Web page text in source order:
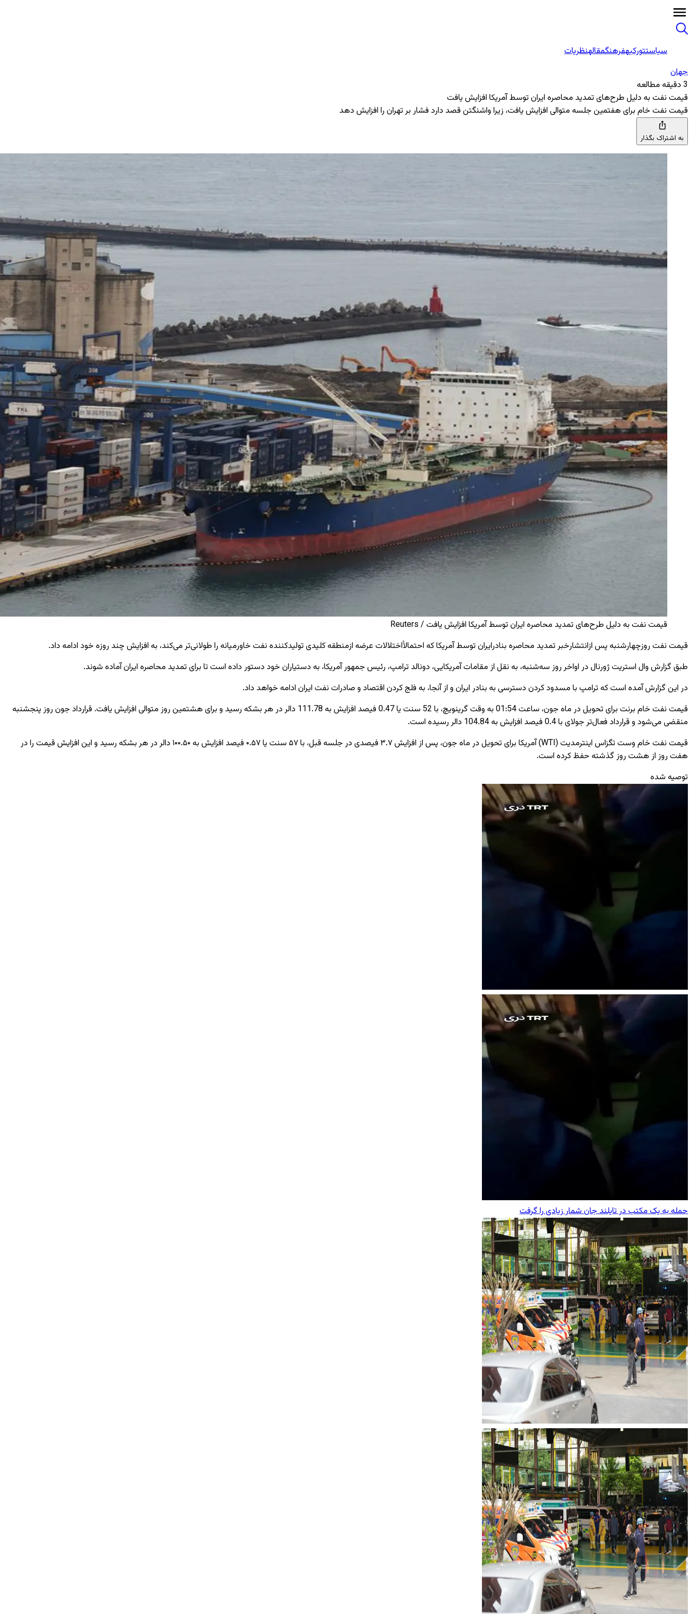
سیاستتورکیهفرهنگمقالهنظریات
جهان
3 دقیقه مطالعه
قیمت نفت به دلیل طرح‌های تمدید محاصره ایران توسط آمریکا افزایش یافت
قیمت نفت خام برای هفتمین جلسه متوالی افزایش یافت، زیرا واشنگتن قصد دارد فشار بر تهران را افزایش دهد
به اشتراک بگذار
قیمت نفت به دلیل طرح‌های تمدید محاصره ایران توسط آمریکا افزایش یافت / Reuters
قیمت نفت روزچهارشنبه پس ازانتشارخبر تمدید محاصره بنادرایران توسط آمریکا که احتمالاًاختلالات عرضه ازمنطقه کلیدی تولیدکننده نفت خاورمیانه را طولانی‌تر می‌کند، به افزایش چند روزه خود ادامه داد.
طبق گزارش وال استریت ژورنال در اواخر روز سه‌شنبه، به نقل از مقامات آمریکایی، دونالد ترامپ، رئیس جمهور آمریکا، به دستیاران خود دستور داده است تا برای تمدید محاصره ایران آماده شوند.
در این گزارش آمده است که ترامپ با مسدود کردن دسترسی به بنادر ایران و از آنجا، به فلج کردن اقتصاد و صادرات نفت ایران ادامه خواهد داد.
قیمت نفت خام برنت برای تحویل در ماه جون، ساعت 01:54 به وقت گرینویچ، با 52 سنت یا 0.47 فیصد افزایش به 111.78 دالر در هر بشکه رسید و برای هشتمین روز متوالی افزایش یافت. قرارداد جون روز پنجشنبه
منقضی می‌شود و قرارداد فعال‌تر جولای با 0.4 فیصد افزایش به 104.84 دالر رسیده است.
قیمت نفت خام وست تگزاس اینترمدیت (WTI) آمریکا برای تحویل در ماه جون، پس از افزایش ۳.۷ فیصدی در جلسه قبل، با ۵۷ سنت یا ۰.۵۷ فیصد افزایش به ۱۰۰.۵۰ دالر در هر بشکه رسید و این افزایش قیمت را در
هفت روز از هشت روز گذشته حفظ کرده است.
توصیه شده
حمله به یک مکتب در تایلند جان شمار زیادی را گرفت